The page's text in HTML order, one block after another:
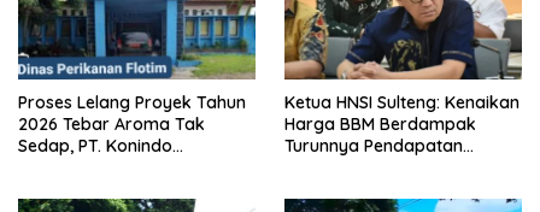
Proses Lelang Proyek Tahun
2026 Tebar Aroma Tak
Sedap, PT. Konindo
Ketua HNSI Sulteng: Kenaikan
Harga BBM Berdampak
Turunnya Pendapatan